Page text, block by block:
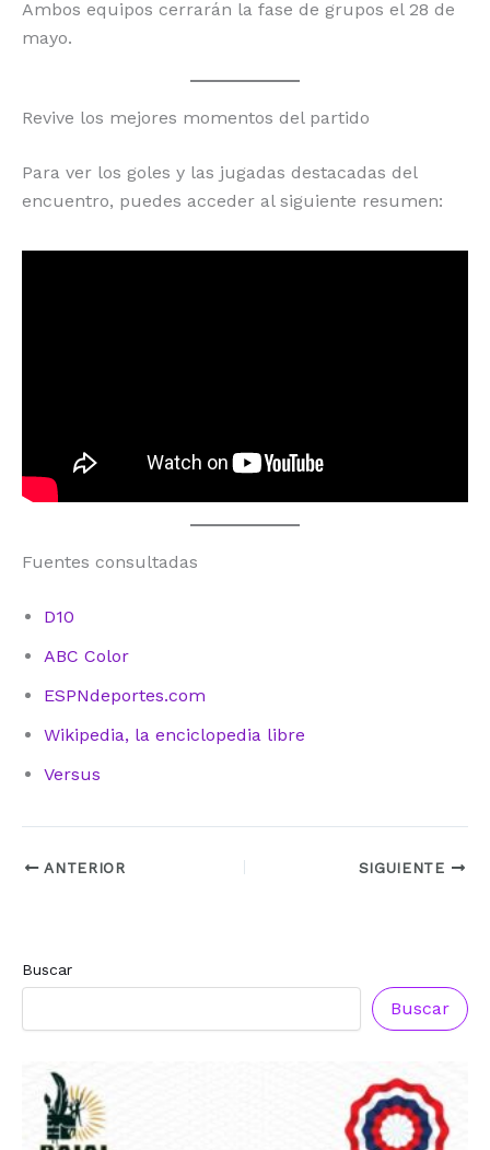
Ambos equipos cerrarán la fase de grupos el 28 de
mayo.
Revive los mejores momentos del partido
Para ver los goles y las jugadas destacadas del
encuentro, puedes acceder al siguiente resumen:
Fuentes consultadas
D10
ABC Color
ESPNdeportes.com
Wikipedia, la enciclopedia libre
Versus
ANTERIOR SIGUIENTE
Buscar
Buscar